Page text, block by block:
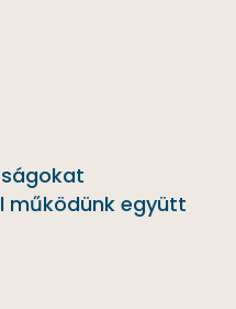
működünk együtt